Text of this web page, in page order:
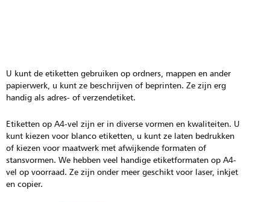
U kunt de etiketten gebruiken op ordners, mappen en ander
papierwerk, u kunt ze beschrijven of beprinten. Ze zijn erg
handig als adres- of verzendetiket.
Etiketten op A4-vel zijn er in diverse vormen en kwaliteiten. U
kunt kiezen voor blanco etiketten, u kunt ze laten bedrukken
of kiezen voor maatwerk met afwijkende formaten of
stansvormen. We hebben veel handige etiketformaten op A4-
vel op voorraad. Ze zijn onder meer geschikt voor laser, inkjet
en copier.